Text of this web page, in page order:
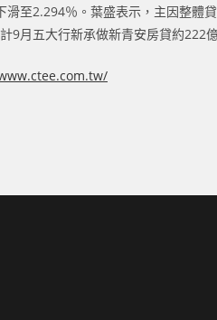
滑至2.294％。葉盛表示，主因整體
9月五大行新承做新青安房貸約222